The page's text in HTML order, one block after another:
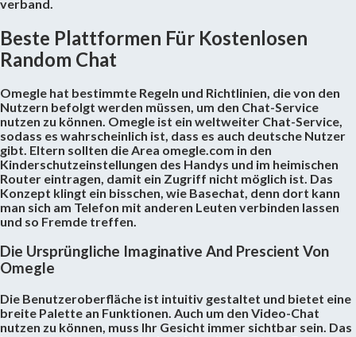
verband.
Beste Plattformen Für Kostenlosen
Random Chat
Omegle hat bestimmte Regeln und Richtlinien, die von den
Nutzern befolgt werden müssen, um den Chat-Service
nutzen zu können. Omegle ist ein weltweiter Chat-Service,
sodass es wahrscheinlich ist, dass es auch deutsche Nutzer
gibt. Eltern sollten die Area omegle.com in den
Kinderschutzeinstellungen des Handys und im heimischen
Router eintragen, damit ein Zugriff nicht möglich ist. Das
Konzept klingt ein bisschen, wie Basechat, denn dort kann
man sich am Telefon mit anderen Leuten verbinden lassen
und so Fremde treffen.
Die Ursprüngliche Imaginative And Prescient Von
Omegle
Die Benutzeroberfläche ist intuitiv gestaltet und bietet eine
breite Palette an Funktionen. Auch um den Video-Chat
nutzen zu können, muss Ihr Gesicht immer sichtbar sein. Das